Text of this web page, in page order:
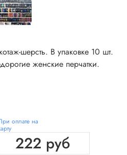
шерсть. В упаковке 10 шт.
женские перчатки.
оплате на
222 руб